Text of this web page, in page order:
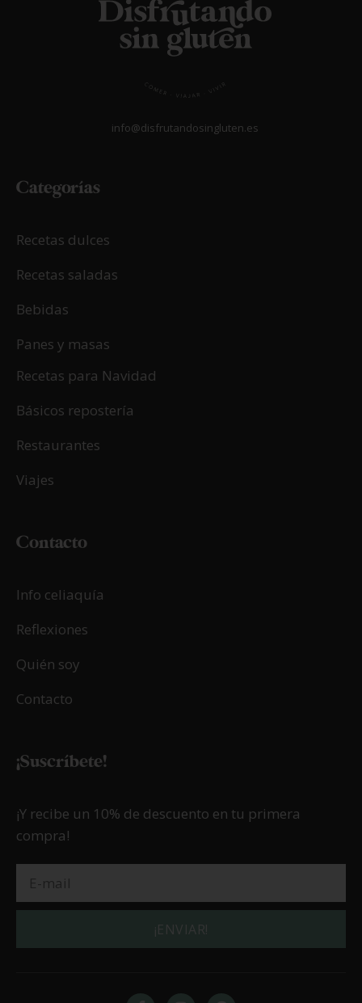
info@disfrutandosingluten.es
Categorías
Recetas dulces
Recetas saladas
Bebidas
Panes y masas
Recetas para Navidad
Básicos repostería
Restaurantes
Viajes
Contacto
Info celiaquía
Reflexiones
Quién soy
Contacto
¡Suscríbete!
¡Y recibe un 10% de descuento en tu primera
compra!
¡ENVIAR!